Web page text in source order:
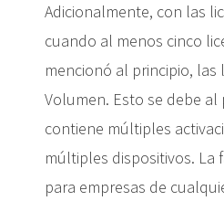
Adicionalmente, con las
cuando al menos cinco
mencionó al principio, las
Volumen. Esto se debe
contiene múltiples
múltiples dispositivos. La
para empresas de